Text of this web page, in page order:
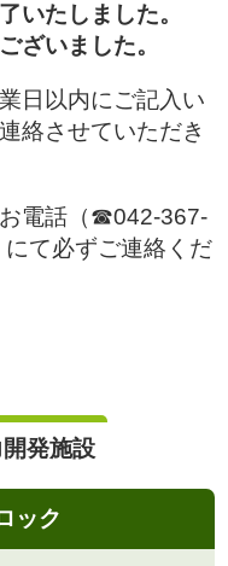
いたしました。
ざいました。
日以内にご記入い
絡させていただき
電話（☎042-367-
て必ずご連絡くだ
発施設
ック